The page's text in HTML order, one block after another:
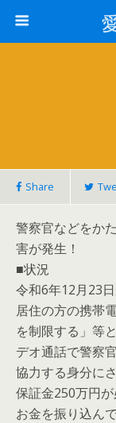
Share
警察官などをか
害が発生！
■状況
令和6年12月23
居住の方の携帯
を制限する」等
デオ通話で警察
協力する身分に
保証金250万円
お金を振り込ん